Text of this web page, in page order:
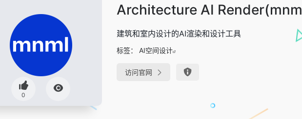
0
Architecture AI
建筑和室内设计的AI渲染和设计工具
标签： AI空间设计
访问官网